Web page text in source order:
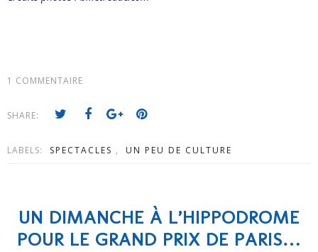
1 COMMENTAIRE
SHARE:
LABELS: SPECTACLES , UN PEU DE CULTURE
UN DIMANCHE À L’HIPPODROME
POUR LE GRAND PRIX DE PARIS…